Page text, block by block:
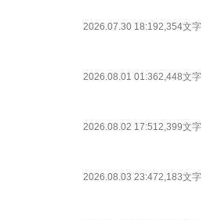
2026.07.30 18:192,354文字
2026.08.01 01:362,448文字
2026.08.02 17:512,399文字
2026.08.03 23:472,183文字